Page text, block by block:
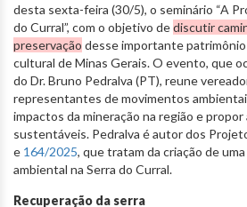
desta sexta-feira (30/5), o seminário “A
do Curral”, com o objetivo dediscutir
preservação desse importante
cultural de Minas Gerais. O evento, que
do Dr. Bruno Pedralva (PT), reune
representantes de movimentos
impactos da mineração na região e
sustentáveis. Pedralva é autor dos
e 164/2025, que tratam da criação de
ambiental na Serra do Curral.
Recuperação da serra